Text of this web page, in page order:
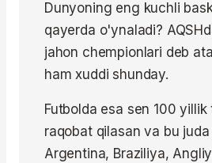
Dunyoning eng kuchli
qayerda o'ynaladi?
jahon chempionlari deb
ham xuddi shunday.
Futbolda esa sen 100
raqobat qilasan va bu juda
Argentina, Braziliya,